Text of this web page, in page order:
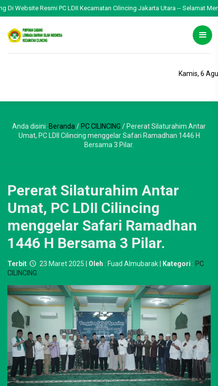
Resmi PC LDII Kecamatan Cilincing Jakarta Utara -- Selamat
Kamis, 6
Anda disini :Beranda / PC CILINCING / Pererat Silaturahim Antar
Umat, PC LDII Cilincing menggelar Safari Ramadhan 1446 H
Bersama 3 Pilar.
Pererat Silaturahim Antar
Umat, PC LDII Cilincing
menggelar Safari Ramadhan
1446 H Bersama 3 Pilar.
Terbit 23 Maret 2025 | Oleh : Fuad Almubarak | Kategori : PC
CILINCING